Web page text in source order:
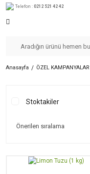
Telefon : 0212 521 42 42
Anasayfa ÖZEL KAMPANYALAR
Stoktakiler